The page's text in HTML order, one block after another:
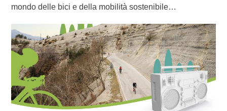
mondo delle bici e della mobilità sostenibile…